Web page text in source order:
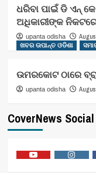
ଧରିବା ପାଇଁ ଡି ଏନ୍
ଅଧିକାରୀଙ୍କ
upanta odisha
ଖବର ଉପାନ୍ତ ଓଡିଶା
ଉମରକୋଟ ଠାରେ
upanta odisha
CoverNews Social